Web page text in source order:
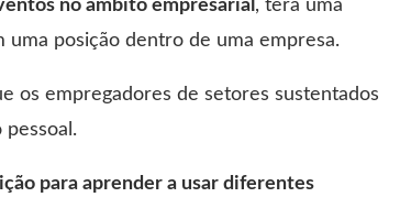
no âmbito empresarial , terá uma
uma posição dentro de uma empresa.
os empregadores de setores sustentados
para aprender a usar diferentes